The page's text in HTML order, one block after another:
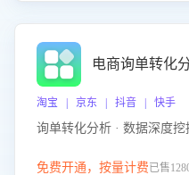
电商询单转化
淘宝 | 京东 | 抖音 | 快手
询单转化分析 · 数据深度挖
免费开通，按量计费已售